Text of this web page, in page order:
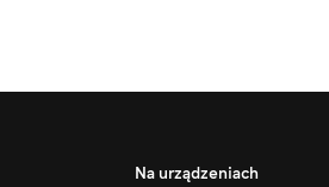
Na urządzeniach